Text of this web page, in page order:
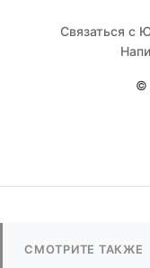
Связаться с
©
СМОТРИТЕ ТАКЖЕ